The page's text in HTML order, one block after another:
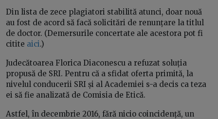
Din lista de zece plagiatori stabilită atunci, doar nouă
au fost de acord să facă solicitări de renunțare la titlul
de doctor. (Demersurile concertate ale acestora pot fi
citite aici.)
Judecătoarea Florica Diaconescu a refuzat soluția
propusă de SRI. Pentru că a sfidat oferta primită, la
nivelul conducerii SRI și al Academiei s-a decis ca teza
ei să fie analizată de Comisia de Etică.
Astfel, în decembrie 2016, fără nicio coincidență, un